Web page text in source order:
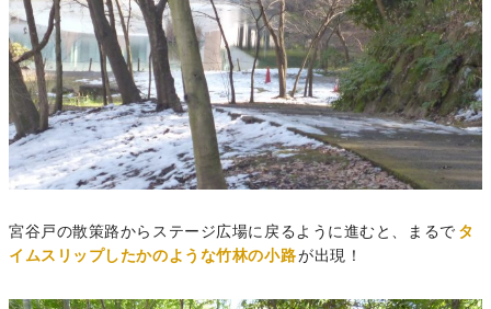
宮谷戸の散策路からステージ広場に戻るように進むと、まるで タ
イムスリップしたかのような竹林の小路が出現！